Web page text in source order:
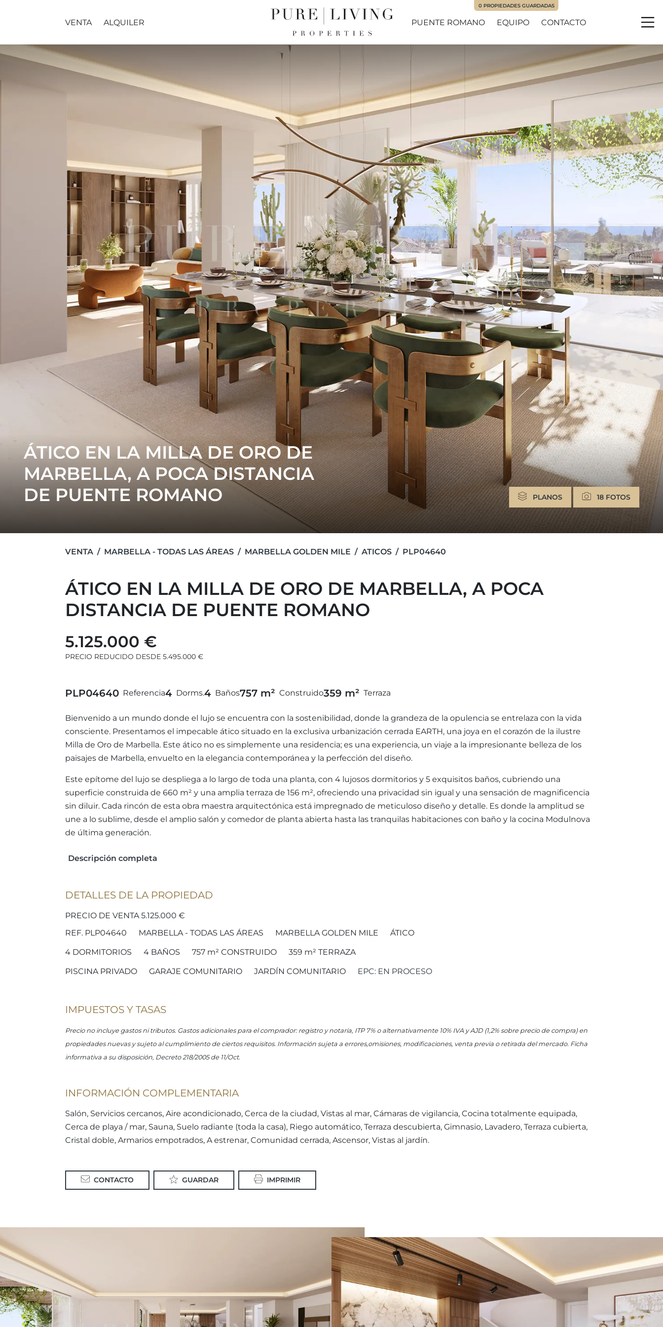
VENTA ALQUILER PUENTE ROMANO EQUIPO CONTACTO
0 PROPIEDADES GUARDADAS
ÁTICO EN LA MILLA DE ORO DE
MARBELLA, A POCA DISTANCIA
DE PUENTE ROMANO
PLANOS 18 FOTOS
VENTA MARBELLA - TODAS LAS ÁREAS MARBELLA GOLDEN MILE ATICOS PLP04640
ÁTICO EN LA MILLA DE ORO DE MARBELLA, A POCA
DISTANCIA DE PUENTE ROMANO
5.125.000 €
PRECIO REDUCIDO DESDE 5.495.000 €
PLP04640 Referencia4 Dorms.4 Baños757 m² Construido359 m² Terraza
Bienvenido a un mundo donde el lujo se encuentra con la sostenibilidad, donde la grandeza de la opulencia se entrelaza con la vida
consciente. Presentamos el impecable ático situado en la exclusiva urbanización cerrada EARTH, una joya en el corazón de la ilustre
Milla de Oro de Marbella. Este ático no es simplemente una residencia; es una experiencia, un viaje a la impresionante belleza de los
paisajes de Marbella, envuelto en la elegancia contemporánea y la perfección del diseño.
Este epítome del lujo se despliega a lo largo de toda una planta, con 4 lujosos dormitorios y 5 exquisitos baños, cubriendo una
superficie construida de 660 m² y una amplia terraza de 156 m², ofreciendo una privacidad sin igual y una sensación de magnificencia
sin diluir. Cada rincón de esta obra maestra arquitectónica está impregnado de meticuloso diseño y detalle. Es donde la amplitud se
une a lo sublime, desde el amplio salón y comedor de planta abierta hasta las tranquilas habitaciones con baño y la cocina Modulnova
de última generación.
Descripción completa
DETALLES DE LA PROPIEDAD
PRECIO DE VENTA 5.125.000 €
REF. PLP04640
MARBELLA - TODAS LAS ÁREAS MARBELLA GOLDEN MILE ÁTICO
4 DORMITORIOS 4 BAÑOS 757 m² CONSTRUIDO 359 m² TERRAZA
PISCINA PRIVADO GARAJE COMUNITARIO JARDÍN COMUNITARIO EPC: EN PROCESO
IMPUESTOS Y TASAS
Precio no incluye gastos ni tributos. Gastos adicionales para el comprador: registro y notaría, ITP 7% o alternativamente 10% IVA y AJD (1,2% sobre precio de compra) en
propiedades nuevas y sujeto al cumplimiento de ciertos requisitos. Información sujeta a errores,omisiones, modificaciones, venta previa o retirada del mercado. Ficha
informativa a su disposición, Decreto 218/2005 de 11/Oct.
INFORMACIÓN COMPLEMENTARIA
Salón, Servicios cercanos, Aire acondicionado, Cerca de la ciudad, Vistas al mar, Cámaras de vigilancia, Cocina totalmente equipada,
Cerca de playa / mar, Sauna, Suelo radiante (toda la casa), Riego automático, Terraza descubierta, Gimnasio, Lavadero, Terraza cubierta,
Cristal doble, Armarios empotrados, A estrenar, Comunidad cerrada, Ascensor, Vistas al jardín.
CONTACTO GUARDAR IMPRIMIR